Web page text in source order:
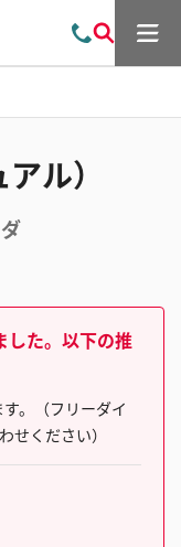
問
わ
索
メ
ル）
した。以下の推
。（フリーダイ
せください）